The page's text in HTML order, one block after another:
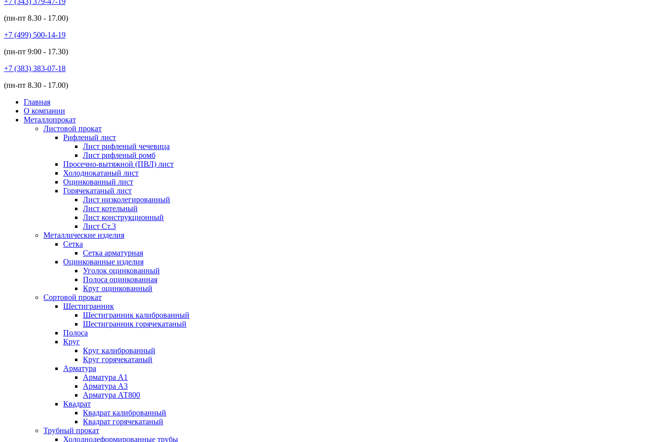
(пн-пт 8.30 - 17.00)
+7 (499) 500-14-19
(пн-пт 9:00 - 17.30)
+7 (383) 383-07-18
(пн-пт 8.30 - 17.00)
Главная
О компании
Металлопрокат
Листовой прокат
Рифленый лист
Лист рифленый чечевица
Лист рифленый ромб
Просечно-вытяжной (ПВЛ) лист
Холоднокатаный лист
Оцинкованный лист
Горячекатаный лист
Лист низколегированный
Лист котельный
Лист конструкционный
Лист Ст.3
Металлические изделия
Сетка
Сетка арматурная
Оцинкованные изделия
Уголок оцинкованный
Полоса оцинкованная
Круг оцинкованный
Сортовой прокат
Шестигранник
Шестигранник калиброванный
Шестигранник горячекатаный
Полоса
Круг
Круг калиброванный
Круг горячекатаный
Арматура
Арматура А1
Арматура А3
Арматура АТ800
Квадрат
Квадрат калиброванный
Квадрат горячекатаный
Трубный прокат
Холоднодеформированные трубы